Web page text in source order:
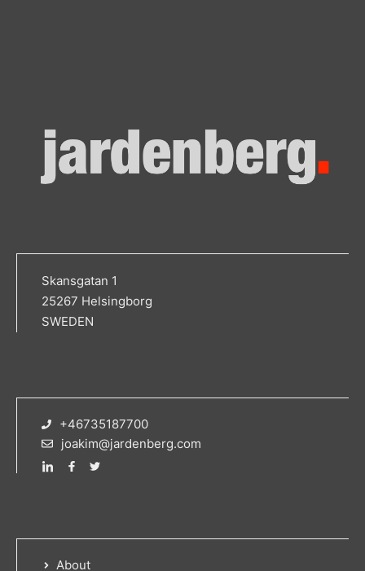
Skansgatan 1
25267 Helsingborg
SWEDEN
+46735187700
joakim@jardenberg.com
About